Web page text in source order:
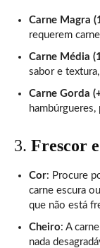
Carne Magra
requerem
Carne Média
sabor e
Carne Gorda
3. Frescor
Cor: Procure
carne escura
que não está
Cheiro: A
nada